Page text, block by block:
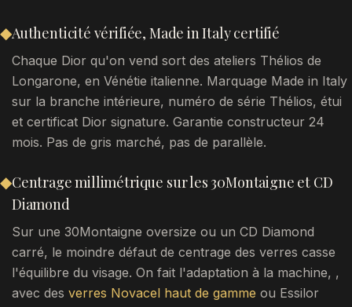
◆Authenticité vérifiée, Made in Italy certifié
Chaque Dior qu'on vend sort des ateliers Thélios de
Longarone, en Vénétie italienne. Marquage Made in Italy
sur la branche intérieure, numéro de série Thélios, étui
et certificat Dior signature. Garantie constructeur 24
mois. Pas de gris marché, pas de parallèle.
◆Centrage millimétrique sur les 30Montaigne et CD
Diamond
Sur une 30Montaigne oversize ou un CD Diamond
carré, le moindre défaut de centrage des verres casse
l'équilibre du visage. On fait l'adaptation à la machine, ,
avec des verres Novacel haut de gamme ou Essilor